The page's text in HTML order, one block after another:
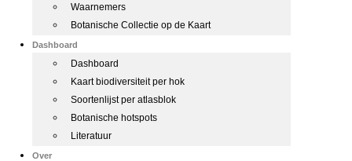
Waarnemers
Botanische Collectie op de Kaart
Dashboard
Dashboard
Kaart biodiversiteit per hok
Soortenlijst per atlasblok
Botanische hotspots
Literatuur
Over